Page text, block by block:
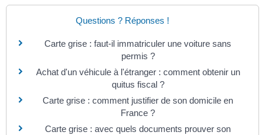
Questions ? Réponses !
Carte grise : faut-il immatriculer une voiture sans
permis ?
Achat d'un véhicule à l'étranger : comment obtenir un
quitus fiscal ?
Carte grise : comment justifier de son domicile en
France ?
Carte grise : avec quels documents prouver son